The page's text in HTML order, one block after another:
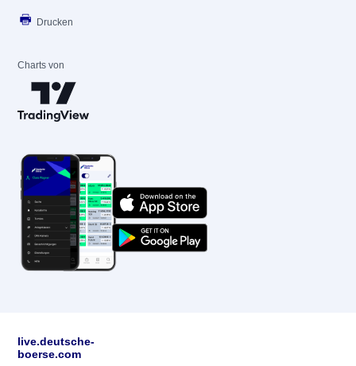
Drucken
Charts von
live.deutsche-
boerse.com